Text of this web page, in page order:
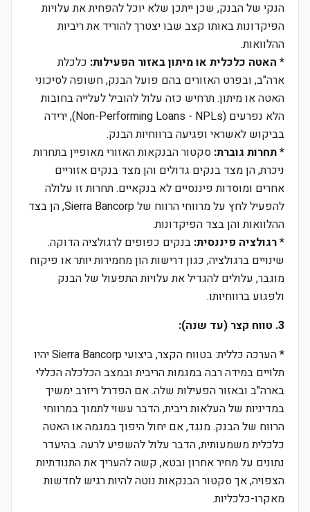
הנקי של הבנק, שכן ייתכן שלא יוכל להפחית את עלויות
הפיקדונות באותו קצב שבו יצטרך להוריד את ריביות
ההלוואות.
* האטה כלכלית או מיתון באזור הפעילות: כלכלת
ארה"ב, ובפרט האזורים בהם פועל הבנק, חשופה לסיכוני
האטה או מיתון. תרחיש כזה עלול להוביל לעלייה בחובות
הלא נפרעים (Non-Performing Loans - NPLs), ירידה
בביקוש לאשראי ופגיעה ברווחיות הבנק.
*תחרות גוברת: סקטור הבנקאות האזורי מאופיין בתחרות
ניכרת, הן מצד בנקים גדולים והן מצד בנקים אזוריים
אחרים ומוסדות פיננסיים לא בנקאיים. תחרות זו עלולה
להפעיל לחץ על מרווחי הרווח של Sierra Bancorp, הן בצד
ההלוואות והן בצד הפיקדונות.
*רגולציה פיננסית: בנקים כפופים לרגולציה הדוקה.
שינויים ברגולציה, כגון דרישות הון מחמירות יותר או פיקוח
מוגבר, עלולים להגדיל את עלויות התפעול של הבנק
ולפגוע ברווחיותו.
3. טווח קצר (עד שנה):
* הערכה כללית: בטווח הקצר, ביצועי Sierra Bancorp יהיו
תלויים במידה רבה במגמות הריבית ובמצב הכלכלה הכללי
בארה"ב ובאזור הפעילות שלה. אם הפדרל ריזרב ימשיך
במדיניות של העלאות ריבית, הדבר עשוי לתמוך במרווחי
הרווח של הבנק. מנגד, אם יחול היפוך במגמה או האטה
כלכלית משמעותית, הדבר עלול להשפיע לרעה. בהיעדר
נתונים על מחיר אחרון ובטא, קשה להעריך את התנודתיות
הצפויה, אך סקטור הבנקאות נוטה להיות רגיש לחדשות
מאקרו-כלכליות.